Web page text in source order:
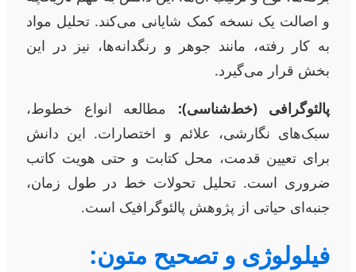
و اصالت یک نسخه کمک شایانی می‌کند. تحلیل مواد
به کار رفته، مانند جوهر و رنگدانه‌ها، نیز در این
بخش قرار می‌گیرد.
پالئوگرافی (خط‌شناسی): مطالعه انواع خطوط،
سبک‌های نگارشی، علائم و اختصارات. این دانش
برای تعیین قدمت، محل کتابت و حتی هویت کاتب
ضروری است. تحلیل تحولات خط در طول زمان،
جنبه‌ای حیاتی از پژوهش پالئوگرافیک است.
فیلولوژی و تصحیح متون: